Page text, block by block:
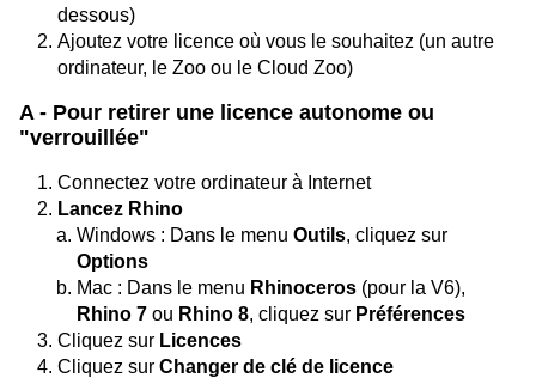
dessous)
Ajoutez votre licence où vous le souhaitez (un autre
ordinateur, le Zoo ou le Cloud Zoo)
A - Pour retirer une licence autonome ou
"verrouillée"
Connectez votre ordinateur à Internet
Lancez Rhino
Windows : Dans le menu Outils, cliquez sur
Options
Mac : Dans le menu Rhinoceros (pour la V6),
Rhino 7 ou Rhino 8, cliquez sur Préférences
Cliquez sur Licences
Cliquez sur Changer de clé de licence